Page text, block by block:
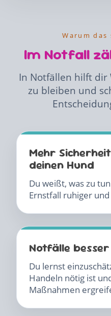
Warum
Im Notfall
In Notfällen hilft dir
zu bleiben und
Mehr
deinen Hund
Du weißt, was zu
Ernstfall ruhiger
Notfälle
Du lernst
Handeln nötig ist
Maßnahmen